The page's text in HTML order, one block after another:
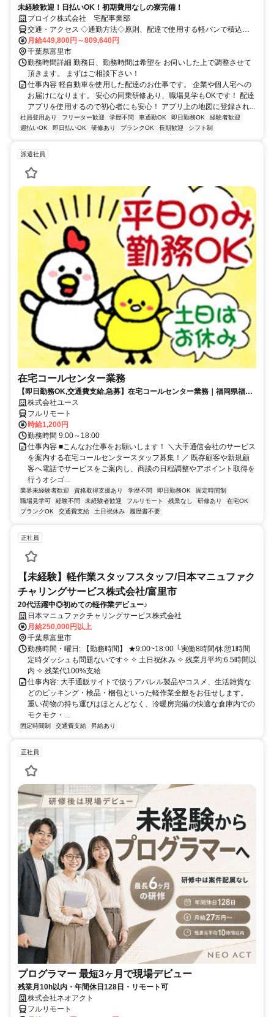
未経験歓迎！日払いOK！初期費用なしの寮完備！
プロイク株式会社 宅配事業部
交通・アクセス ◇通勤方法◇原則、配達で使用する軽バンで積込地
まで行って頂く直行直帰スタイルです。
月給449,800円～809,640円
千葉県富里市
勤務時間詳細 勤務日、勤務時間は希望を お伺いした上で調整させて
頂きます。 まずはご相談下さい！
仕事内容 軽自動車を使用した配達のお仕事です。 企業や個人宅への
お届けになります。 安心の同乗研修あり、職場見学もOKです！ 配達
アプリを使用するので初心者にも安心！ アプリ上の地図に登録され...
社員登用あり フリーター歓迎 学歴不問 車通勤OK 即日勤務OK
経験者歓迎
週払いOK
即日払いOK 研修あり ブランクOK 長期歓迎 シフト制
派遣社員
在宅コールセンター業務
【即日勤務OK,交通費支給,急募】在宅コールセンター業務｜福岡県福岡
市博多区
株式会社ユース
フルリモート
時給1,200円
勤務時間 9:00～18:00
仕事内容 ■こんなお仕事をお願いします！ ＼大手通信会社のサービス
を案内する在宅コールセンタースタッフ募集！／ 既存顧客や新規顧
客へ電話でサービスをご案内し、商談の日程調整やアポイント取得を
行うオシゴ...
業界未経験者歓迎 資格取得支援あり 学歴不問 即日勤務OK
固定時間制
職場見学可
経験不問 未経験者歓迎 フルリモート 残業なし 研修あり
在宅OK
ブランクOK
交通費支給 土日祝休み 履歴書不要
正社員
【未経験】軽作業スタッフスタッフ/日本マニュファク
チャリングサービス株式会社/富里市
20代活躍中◎初めての軽作業デビュー♪
日本マニュファクチャリングサービス株式会社
月給250,000円以上
千葉県富里市
勤務時間・曜日: 【勤務時間】 ★9:00~18:00 └実働8時間/休憩1時間
定時ダッシュも問題ないです✧ ✧ 土日祝休み ✧ 残業月平均:6.5時間以
内 ✧ 残業代100%支給
仕事内容: 大手通販サイトで扱うアパレル製品やコスメ、生活雑貨な
どのピッキング・検品・梱包といった軽作業全般をお任せします。
重い荷物の持ち運びはほとんどなく、冷暖房完備の快適な倉庫内での
モクモク・...
固定時間制 交通費支給 昇給あり
正社員
プログラマー 最短3ヶ月で現場デビュー
残業月10h以内・年間休日128日・リモート可
株式会社ネオアクト
フルリモート